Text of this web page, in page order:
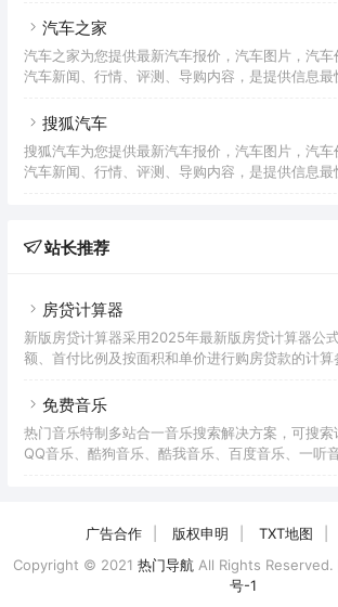
汽车之家
汽车之家为您提供最新汽车报价，汽车图片，汽
汽车新闻、行情、评测、导购内容，是提供信息最
搜狐汽车
搜狐汽车为您提供最新汽车报价，汽车图片，汽
汽车新闻、行情、评测、导购内容，是提供信息最
站长推荐
房贷计算器
新版房贷计算器采用2025年最新版房贷计算器公
额、首付比例及按面积和单价进行购房贷款的计算
贷款利率、首付、月供明细等提供计算参考。
免费音乐
热门音乐特制多站合一音乐搜索解决方案，可搜索
QQ音乐、酷狗音乐、酷我音乐、百度音乐、一听
广告合作 版权申明 TXT地图
Copyright © 2021 热门导航 All Rights Reserved.
号-1